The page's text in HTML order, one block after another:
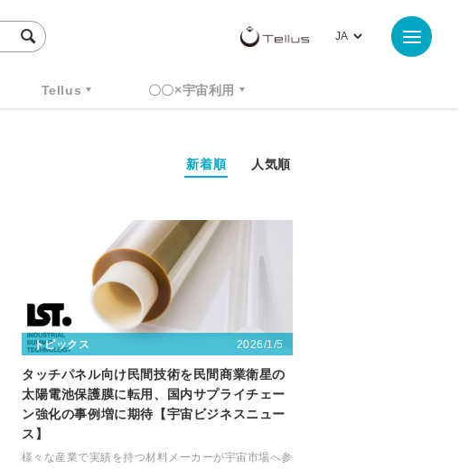
Tellus 〇〇×宇宙利用
新着順 人気順
トピックス 2026/1/5
タッチパネル向け民間技術を民間商業衛星の
太陽電池保護膜に転用、国内サプライチェー
ン強化の事例増に期待【宇宙ビジネスニュー
ス】
様々な産業で実績を持つ材料メーカーが宇宙市場へ参